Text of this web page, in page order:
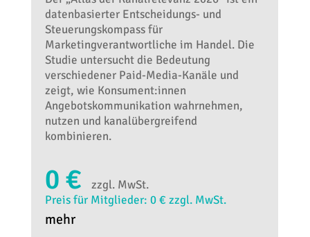
datenbasierter Entscheidungs- und
Steuerungskompass für
Marketingverantwortliche im Handel. Die
Studie untersucht die Bedeutung
verschiedener Paid-Media-Kanäle und
zeigt, wie Konsument:innen
Angebotskommunikation wahrnehmen,
nutzen und kanalübergreifend
kombinieren.
0 €
zzgl. MwSt.
Preis für Mitglieder: 0 € zzgl. MwSt.
mehr